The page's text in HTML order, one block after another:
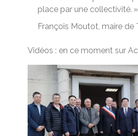
place par une collectivité. »
François Moutot, maire de
Vidéos : en ce moment sur